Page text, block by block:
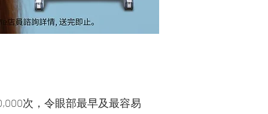
次，令眼部最早及最容易